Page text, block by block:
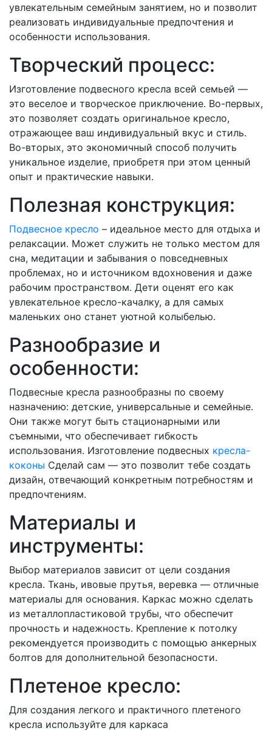
увлекательным семейным занятием, но и позволит
реализовать индивидуальные предпочтения и
особенности использования.
Творческий процесс:
Изготовление подвесного кресла всей семьей —
это веселое и творческое приключение. Во-первых,
это позволяет создать оригинальное кресло,
отражающее ваш индивидуальный вкус и стиль.
Во-вторых, это экономичный способ получить
уникальное изделие, приобретя при этом ценный
опыт и практические навыки.
Полезная конструкция:
Подвесное кресло – идеальное место для отдыха и
релаксации. Может служить не только местом для
сна, медитации и забывания о повседневных
проблемах, но и источником вдохновения и даже
рабочим пространством. Дети оценят его как
увлекательное кресло-качалку, а для самых
маленьких оно станет уютной колыбелью.
Разнообразие и
особенности:
Подвесные кресла разнообразны по своему
назначению: детские, универсальные и семейные.
Они также могут быть стационарными или
съемными, что обеспечивает гибкость
использования. Изготовление подвесных кресла-
коконы Сделай сам — это позволит тебе создать
дизайн, отвечающий конкретным потребностям и
предпочтениям.
Материалы и
инструменты:
Выбор материалов зависит от цели создания
кресла. Ткань, ивовые прутья, веревка — отличные
материалы для основания. Каркас можно сделать
из металлопластиковой трубы, что обеспечит
прочность и надежность. Крепление к потолку
рекомендуется производить с помощью анкерных
болтов для дополнительной безопасности.
Плетеное кресло:
Для создания легкого и практичного плетеного
кресла используйте для каркаса